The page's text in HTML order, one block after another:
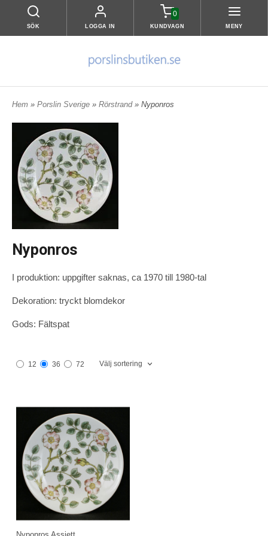
SÖK LOGGA IN
0
KUNDVAGN MENY
Hem » Porslin Sverige » Rörstrand » Nyponros
Nyponros
I produktion: uppgifter saknas, ca 1970 till 1980-tal
Dekoration: tryckt blomdekor
Gods: Fältspat
12 36 72 Välj sortering